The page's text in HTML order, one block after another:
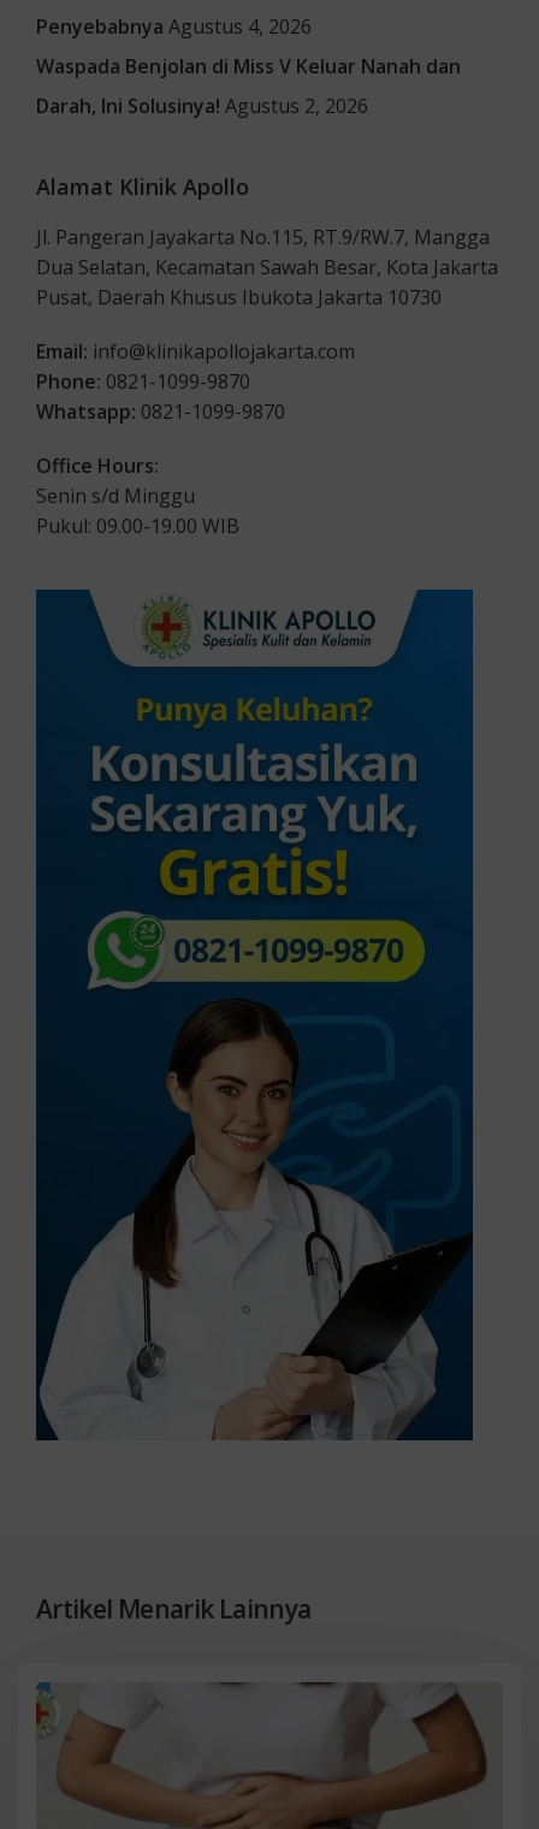
Penyebabnya Agustus 4, 2026
Waspada Benjolan di Miss V Keluar Nanah dan
Darah, Ini Solusinya! Agustus 2, 2026
Alamat Klinik Apollo
Jl. Pangeran Jayakarta No.115, RT.9/RW.7, Mangga
Dua Selatan, Kecamatan Sawah Besar, Kota Jakarta
Pusat, Daerah Khusus Ibukota Jakarta 10730
Email: info@klinikapollojakarta.com
Phone: 0821-1099-9870
Whatsapp: 0821-1099-9870
Office Hours:
Senin s/d Minggu
Pukul: 09.00-19.00 WIB
Artikel Menarik Lainnya